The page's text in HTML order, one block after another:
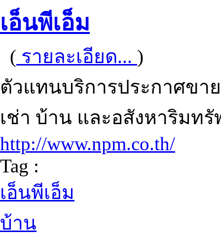
เอ็นพีเอ็ม
( รายละเอียด... )
ตัวแทนบริการประกาศขา
เช่า บ้าน และอสังหาริมท
http://www.npm.co.th/
Tag :
เอ็นพีเอ็ม
บ้าน